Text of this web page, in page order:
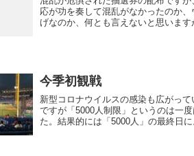
応が功を奏して混乱がなかったのか
げなのか、何とも言えないと思いま
今季初観戦
新型コロナウイルスの感染も広がっ
ですが「5000人制限」というのは一
た。結果的には「5000人」の最終日